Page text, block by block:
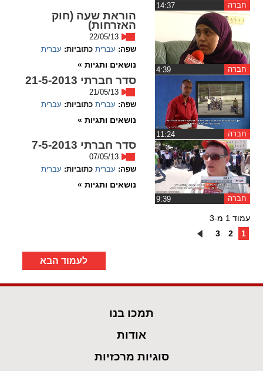
חברה
חברה
הוראת שעה (חוק
האזרחות)
22/05/13
שפה: עברית כתוביות: עברית
נושאים ותגיות »
חברה
סדר חברתי 21-5-2013
21/05/13
שפה: עברית כתוביות: עברית
נושאים ותגיות »
חברה
סדר חברתי 7-5-2013
07/05/13
שפה: עברית כתוביות: עברית
נושאים ותגיות »
עמוד 1 מ-3
1
2
3
לעמוד הבא
תמכו בנו
אודות
סוגיות מרכזיות